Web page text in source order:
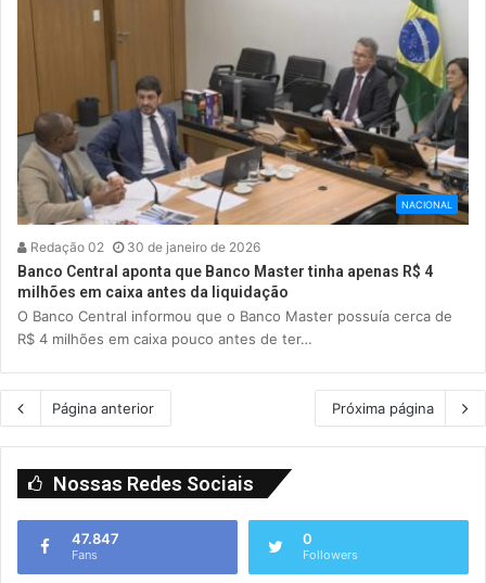
NACIONAL
Redação 02 30 de janeiro de 2026
Banco Central aponta que Banco Master tinha apenas R$ 4
milhões em caixa antes da liquidação
O Banco Central informou que o Banco Master possuía cerca de
R$ 4 milhões em caixa pouco antes de ter…
Página anterior Próxima página
Nossas Redes Sociais
47.847
Fans
0
Followers